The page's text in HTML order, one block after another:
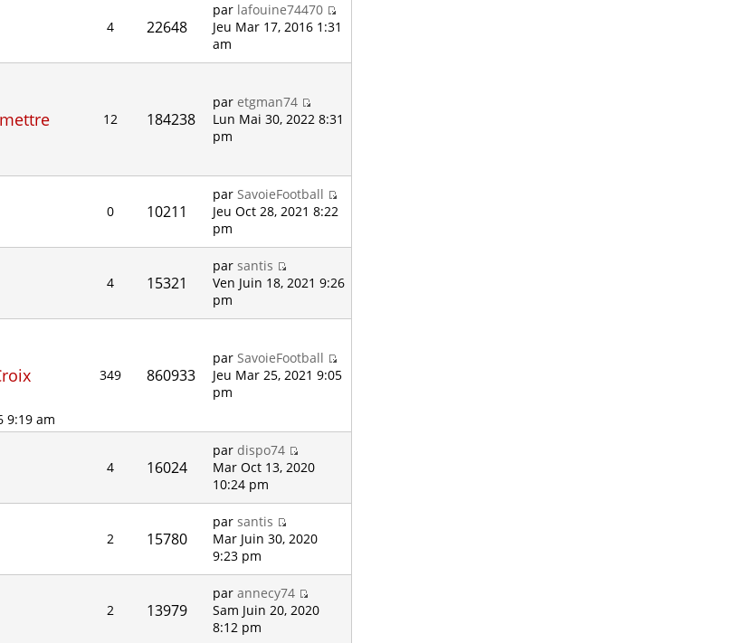
4 22648
par lafouine74470
Jeu Mar 17, 2016 1:31
am
12 184238
par etgman74
Lun Mai 30, 2022 8:31
pm
0 10211
parSavoieFootball
Jeu Oct 28, 2021 8:22
pm
4 15321
parsantis
Ven Juin 18, 2021 9:26
pm
9:19 am
349 860933
parSavoieFootball
Jeu Mar 25, 2021 9:05
pm
4 16024
pardispo74
Mar Oct 13, 2020
10:24 pm
2 15780
parsantis
Mar Juin 30, 2020
9:23 pm
2 13979
parannecy74
Sam Juin 20, 2020
8:12 pm